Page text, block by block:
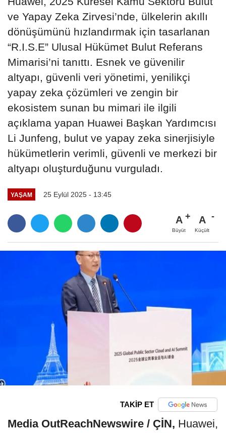
ve Yapay Zeka Zirvesi’nde, ülkelerin akıllı
dönüşümünü hızlandırmak için tasarlanan
“R.I.S.E” Ulusal Hükümet Bulut Referans
Mimarisi’ni tanıttı. Esnek ve güvenilir
altyapı, güvenli veri yönetimi, yenilikçi
yapay zeka çözümleri ve zengin bir
ekosistem sunan bu mimari ile ilgili
açıklama yapan Huawei Başkan Yardımcısı
Li Junfeng, bulut ve yapay zeka sinerjisiyle
hükümetlerin verimli, güvenli ve merkezi bir
altyapı oluşturduğunu vurguladı.
YAŞAM 25 Eylül 2025 - 13:45
A
Büyüt
A
Küçült
TAKİP ET
Media OutReachNewswire / ÇİN, Huawei,